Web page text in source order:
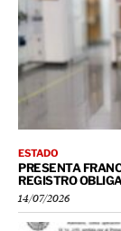
ESTADO
PRESENTA
REGISTRO
14/07/2026